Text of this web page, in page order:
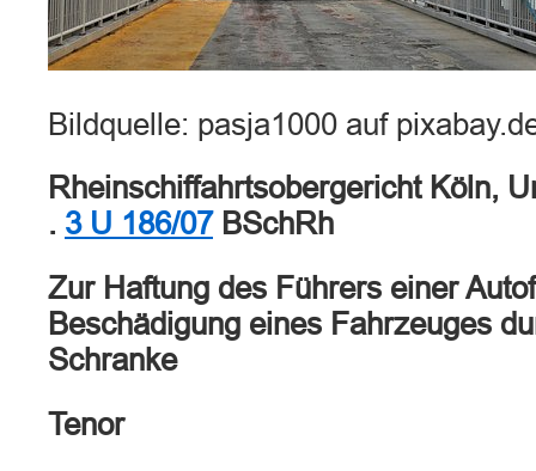
Bildquelle: pasja1000 auf
Rheinschiffahrtsobergericht Köln,
. 3 U 186/07BSchRh
Zur Haftung des Führers einer
Beschädigung eines Fahrzeuges
Schranke
Tenor